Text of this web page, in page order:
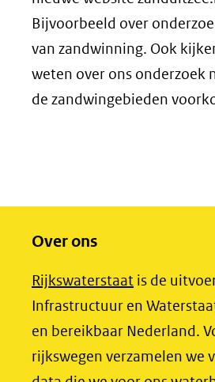
Bijvoorbeeld over
van zandwinning. Ook
weten over ons onderzoek
de zandwingebieden
Over ons
Rijkswaterstaat (opent
in
nieuw
venster)
is de
Infrastructuur en
en bereikbaar Nederland.
rijkswegen verzamelen we